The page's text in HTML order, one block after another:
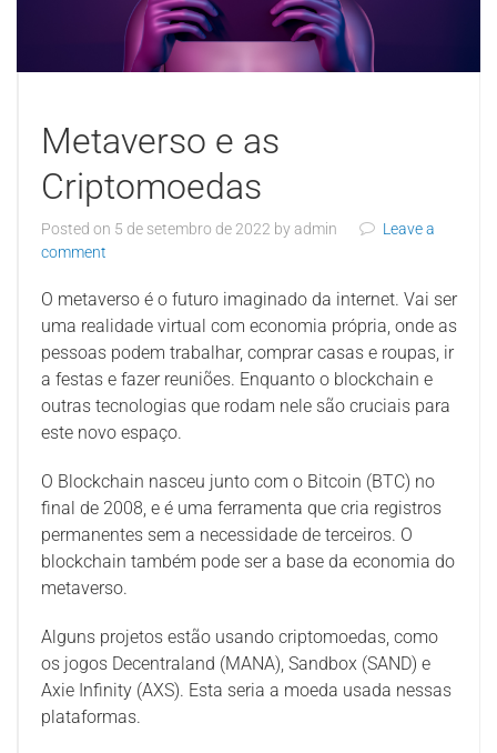
Metaverso e as
Criptomoedas
Posted on 5 de setembro de 2022 byadmin
Leave a
comment
O metaverso é o futuro imaginado da internet. Vai ser
uma realidade virtual com economia própria, onde as
pessoas podem trabalhar, comprar casas e roupas, ir
a festas e fazer reuniões. Enquanto o blockchain e
outras tecnologias que rodam nele são cruciais para
este novo espaço.
O Blockchain nasceu junto com o Bitcoin (BTC) no
final de 2008, e é uma ferramenta que cria registros
permanentes sem a necessidade de terceiros. O
blockchain também pode ser a base da economia do
metaverso.
Alguns projetos estão usando criptomoedas, como
os jogos Decentraland (MANA), Sandbox (SAND) e
Axie Infinity (AXS). Esta seria a moeda usada nessas
plataformas.